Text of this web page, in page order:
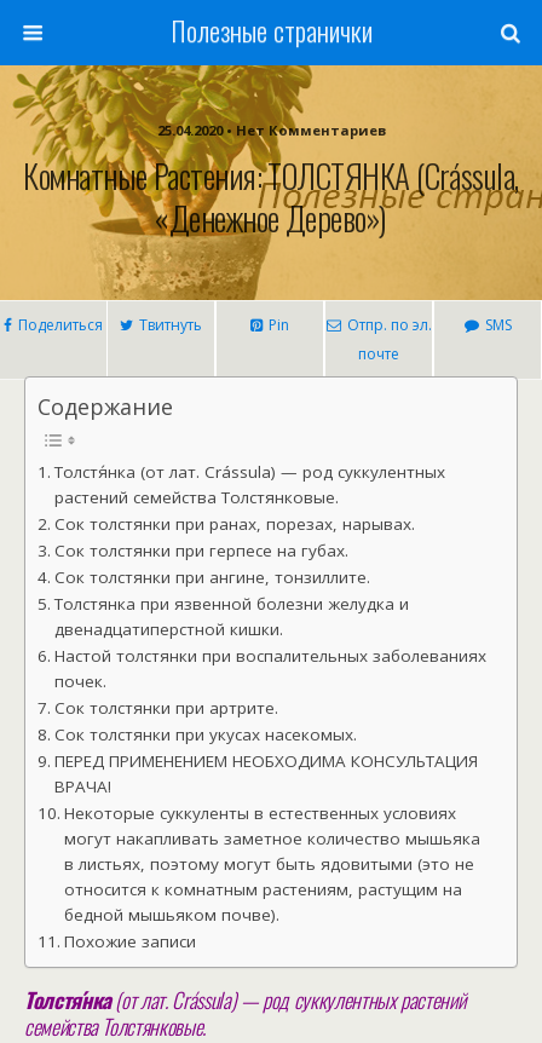
Полезные странички
25.04.2020 • Нет Комментариев
Комнатные Растения: ТОЛСТЯНКА (Crássula,
«денежное Дерево»)
Поделиться Твитнуть Pin
Отпр. по эл.
почте
SMS
Содержание
Толстя́нка (от лат. Crássula) — род суккулентных
растений семейства Толстянковые.
Сок толстянки при ранах, порезах, нарывах.
Сок толстянки при герпесе на губах.
Сок толстянки при ангине, тонзиллите.
Толстянка при язвенной болезни желудка и
двенадцатиперстной кишки.
Настой толстянки при воспалительных заболеваниях
почек.
Сок толстянки при артрите.
Сок толстянки при укусах насекомых.
ПЕРЕД ПРИМЕНЕНИЕМ НЕОБХОДИМА КОНСУЛЬТАЦИЯ
ВРАЧА!
Некоторые суккуленты в естественных условиях
могут накапливать заметное количество мышьяка
в листьях, поэтому могут быть ядовитыми (это не
относится к комнатным растениям, растущим на
бедной мышьяком почве).
Похожие записи
Толстя́нка(от лат. Crássula) — род суккулентных растений
семейства Толстянковые.